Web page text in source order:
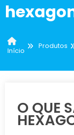
Início
Produtos
O QUE